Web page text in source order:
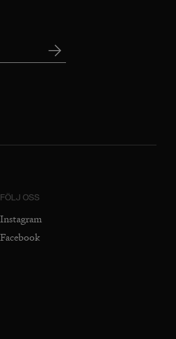
FÖLJ OSS
Instagram
Facebook